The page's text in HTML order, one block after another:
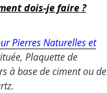
dois-je faire ?
Pierres Naturelles et
Plaquette de
à base de ciment ou de